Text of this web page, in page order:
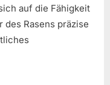
auf die Fähigkeit
des Rasens präzise